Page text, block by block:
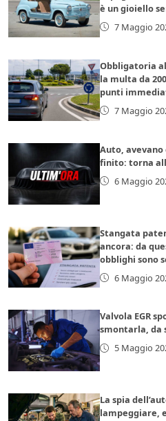
è un gioiello
7 Maggio
Obbligatoria
la multa da
punti
7 Maggio
Auto,
finito: torna
6 Maggio
Stangata
ancora: da
obblighi sono
6 Maggio
Valvola EGR
smontarla, da
5 Maggio
La spia
lampeggiare,